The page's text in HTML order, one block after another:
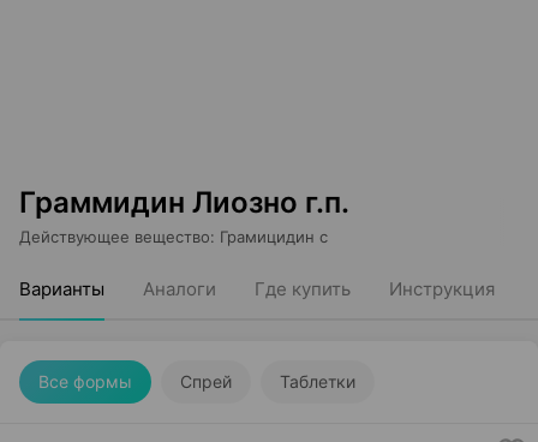
Граммидин Лиозно г.п.
Действующее вещество: Грамицидин c
Варианты Аналоги Где купить Инструкция
Все формы Спрей Таблетки